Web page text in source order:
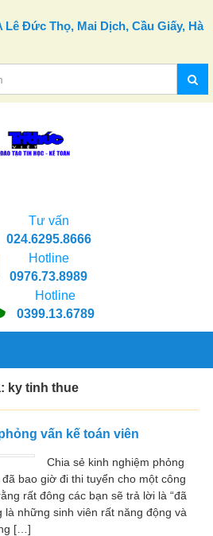
Lê Đức Thọ, Mai Dịch, Cầu Giấy, Hà
Tư vấn
024.6295.8666
Hotline
0976.73.8989
Hotline
0399.13.6789
ky tinh thue
vấn kế toán viên
Chia sẻ kinh nghiệm phỏng
bao giờ đi thi tuyển cho một công
rất đông các bạn sẽ trả lời là “đã
là những sinh viên rất năng động và
[…]